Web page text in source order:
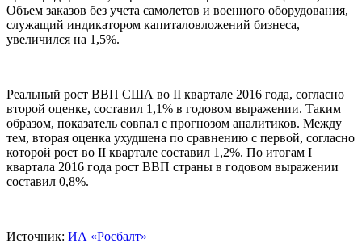
Объем заказов без учета самолетов и военного оборудования,
служащий индикатором капиталовложений бизнеса,
увеличился на 1,5%.
Реальный рост ВВП США во II квартале 2016 года, согласно
второй оценке, составил 1,1% в годовом выражении. Таким
образом, показатель совпал с прогнозом аналитиков. Между
тем, вторая оценка ухудшена по сравнению с первой, согласно
которой рост во II квартале составил 1,2%. По итогам I
квартала 2016 года рост ВВП страны в годовом выражении
составил 0,8%.
Источник: ИА «Росбалт»